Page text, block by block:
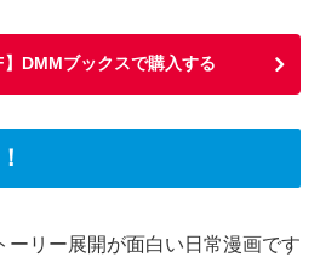
】DMMブックスで購入する
ーリー展開が面白い日常漫画です